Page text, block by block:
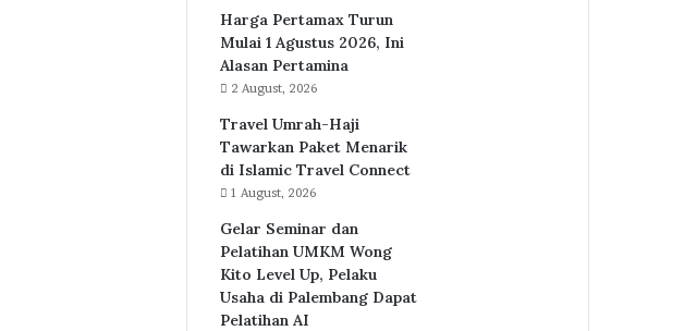
Harga Pertamax Turun
Mulai 1 Agustus 2026, Ini
Alasan Pertamina
2 August, 2026
Travel Umrah-Haji
Tawarkan Paket Menarik
di Islamic Travel Connect
1 August, 2026
Gelar Seminar dan
Pelatihan UMKM Wong
Kito Level Up, Pelaku
Usaha di Palembang Dapat
Pelatihan AI